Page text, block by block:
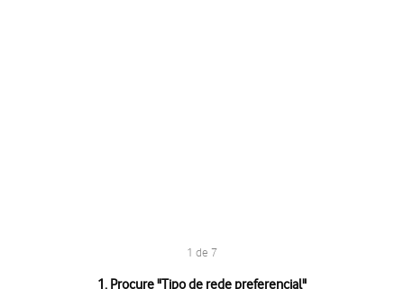
1 de 7
1. Procure "Tipo de rede preferencial"